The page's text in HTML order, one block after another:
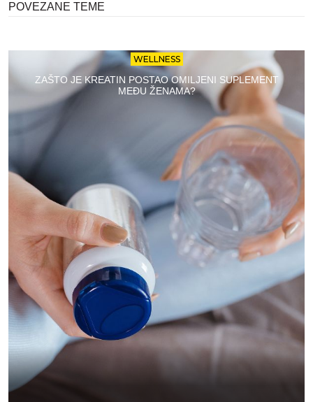
POVEZANE TEME
WELLNESS
ZAŠTO JE KREATIN POSTAO OMILJENI SUPLEMENT
MEĐU ŽENAMA?